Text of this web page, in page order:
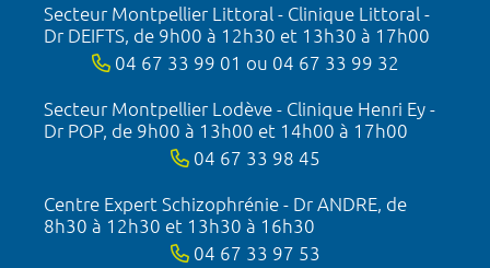
Secteur Montpellier Littoral - Clinique Littoral -
Dr DEIFTS, de 9h00 à 12h30 et 13h30 à 17h00
04 67 33 99 01 ou 04 67 33 99 32
Secteur Montpellier Lodève - Clinique Henri Ey -
Dr POP, de 9h00 à 13h00 et 14h00 à 17h00
04 67 33 98 45
Centre Expert Schizophrénie - Dr ANDRE, de
8h30 à 12h30 et 13h30 à 16h30
04 67 33 97 53